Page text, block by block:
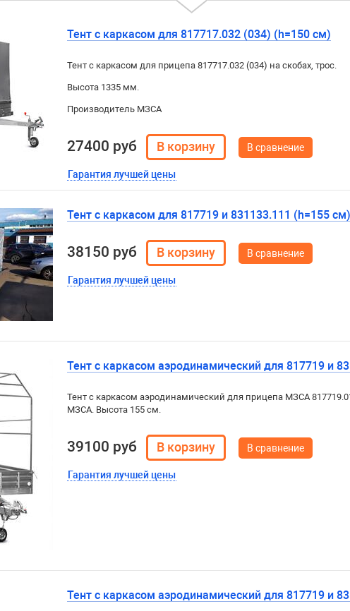
Тент с каркасом для 817717.032 (034) (h=150 см)
Тент с каркасом для прицепа 817717.032 (034) на скобах, трос.
Высота 1335 мм.
Производитель МЗСА
27400 руб
Гарантия лучшей цены
В сравнение
Тент с каркасом для 817719 и 831133.111 (h=155 см)
38150 руб
Гарантия лучшей цены
В сравнение
Тент с каркасом аэродинамический для 817719 и
Тент с каркасом аэродинамический для прицепа МЗСА
МЗСА. Высота 155 см.
39100 руб
Гарантия лучшей цены
В сравнение
Тент с каркасом аэродинамический для 817719 и